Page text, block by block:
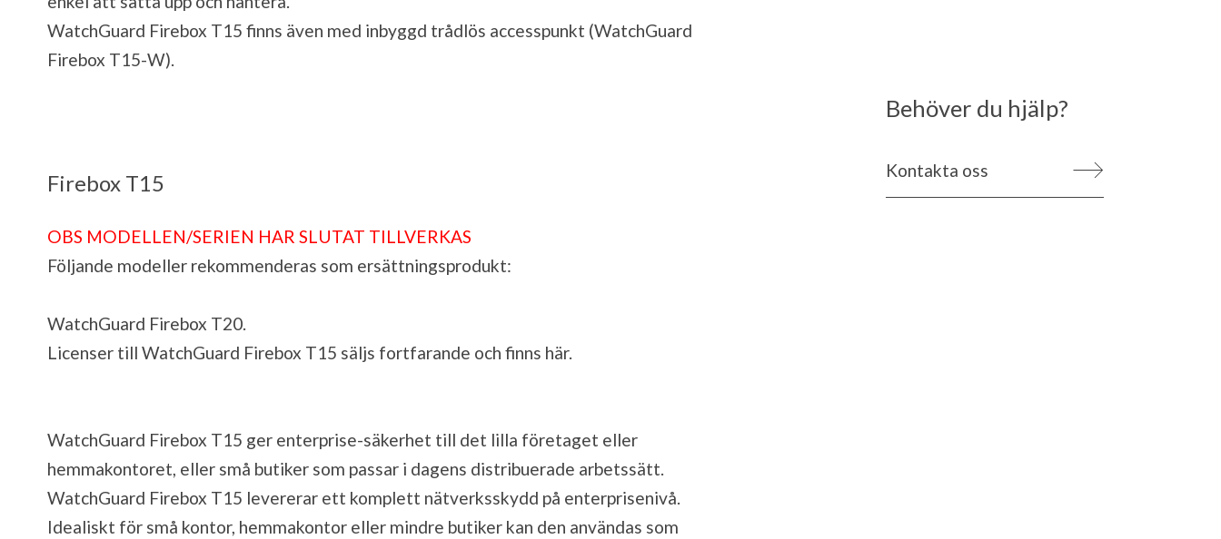
WatchGuard Firebox T15 finns även med inbyggd trådlös accesspunkt (WatchGuard
Firebox T15-W).
Firebox T15
OBS MODELLEN/SERIEN HAR SLUTAT TILLVERKAS
Följande modeller rekommenderas som ersättningsprodukt:
WatchGuard Firebox T20
Licenser till WatchGuard Firebox T15 säljs fortfarande och finns här.
WatchGuard Firebox T15 ger enterprise-säkerhet till det lilla företaget eller
hemmakontoret, eller små butiker som passar i dagens distribuerade arbetssätt.
WatchGuard Firebox T15 levererar ett komplett nätverksskydd på enterprisenivå.
Idealiskt för små kontor, hemmakontor eller mindre butiker kan den användas som
Behöver du hjälp?
Kontakta oss